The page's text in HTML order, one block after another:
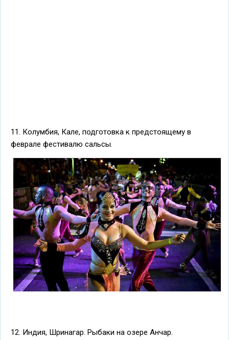
11. Колумбия, Кале, подготовка к предстоящему в
феврале фестивалю сальсы.
12. Индия, Шринагар. Рыбаки на озере Анчар.